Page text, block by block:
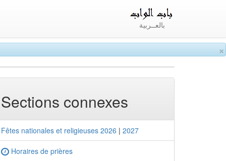
×
بالعــربية
Sections connexes
Fêtes nationales et religieuses 2026 | 2027
Horaires de prières